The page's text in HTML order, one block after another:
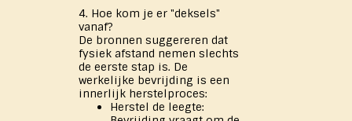
4. Hoe kom je er "deksels"
vanaf?
De bronnen suggereren dat
fysiek afstand nemen slechts
de eerste stap is. De
werkelijke bevrijding is een
innerlijk herstelproces:
Herstel de leegte: